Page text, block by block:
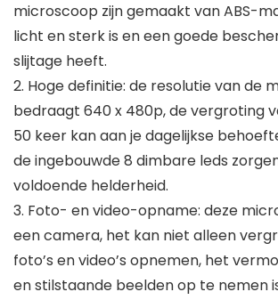
microscoop zijn gemaakt van ABS-
licht en sterk is en een goede
slijtage heeft.
2. Hoge definitie: de resolutie van de
bedraagt 640 x 480p, de vergroting
50 keer kan aan je dagelijkse
de ingebouwde 8 dimbare leds
voldoende helderheid.
3. Foto- en video-opname: deze
een camera, het kan niet alleen
foto’s en video’s opnemen, het
en stilstaande beelden op te nemen